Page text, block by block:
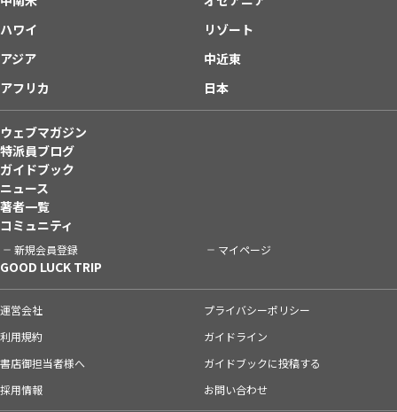
ハワイ
リゾート
アジア
中近東
アフリカ
日本
ウェブマガジン
特派員ブログ
ガイドブック
ニュース
著者一覧
コミュニティ
新規会員登録 マイページ
GOOD LUCK TRIP
運営会社
プライバシーポリシー
利用規約
ガイドライン
書店御担当者様へ
ガイドブックに投稿する
採用情報
お問い合わせ